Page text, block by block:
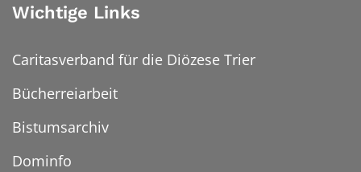
Wichtige Links
Caritasverband für die Diözese Trier
Bücherreiarbeit
Bistumsarchiv
Dominfo